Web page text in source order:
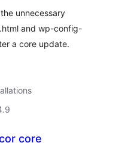
unnecessary
and wp-config-
a core update.
core